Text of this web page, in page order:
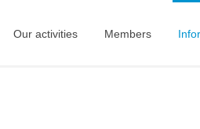
Our activities Members